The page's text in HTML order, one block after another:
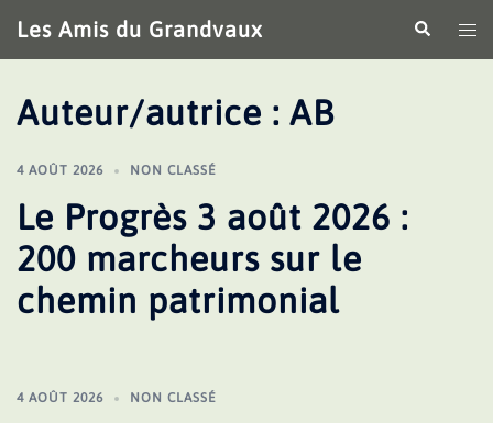
au
contenu
Les Amis du Grandvaux
le
Auteur/autrice : AB
4 AOÛT 2026 NON CLASSÉ
Le Progrès 3 août 2026 :
200 marcheurs sur le
chemin patrimonial
4 AOÛT 2026 NON CLASSÉ